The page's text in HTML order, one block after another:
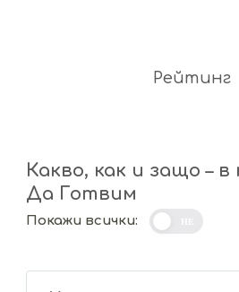
Рейтинг
Какво, как и защо – в
Да Готвим
Покажи всички: